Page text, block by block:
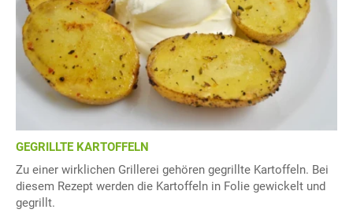
GEGRILLTE KARTOFFELN
Zu einer wirklichen Grillerei gehören gegrillte Kartoffeln. Bei
diesem Rezept werden die Kartoffeln in Folie gewickelt und
gegrillt.